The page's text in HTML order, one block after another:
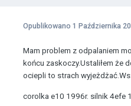
Opublikowano 1 Października
Mam problem z odpalaniem
końcu zaskoczy.Ustaliłem że
ociepli to strach
corolka e10 1996r. silnik 4efe